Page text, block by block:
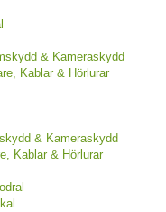
& Kameraskydd
Kablar & Hörlurar
& Kameraskydd
Kablar & Hörlurar